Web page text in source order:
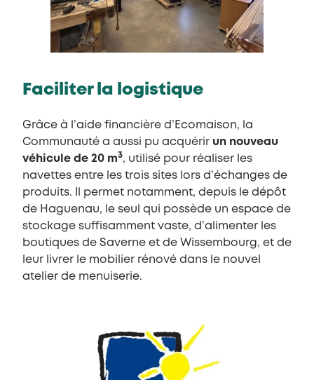
Faciliter la logistique
Grâce à l’aide financière d’Ecomaison, la
Communauté a aussi pu acquérir un nouveau
véhicule de 20 m3, utilisé pour réaliser les
navettes entre les trois sites lors d’échanges de
produits. Il permet notamment, depuis le dépôt
de Haguenau, le seul qui possède un espace de
stockage suffisamment vaste, d’alimenter les
boutiques de Saverne et de Wissembourg, et de
leur livrer le mobilier rénové dans le nouvel
atelier de menuiserie.